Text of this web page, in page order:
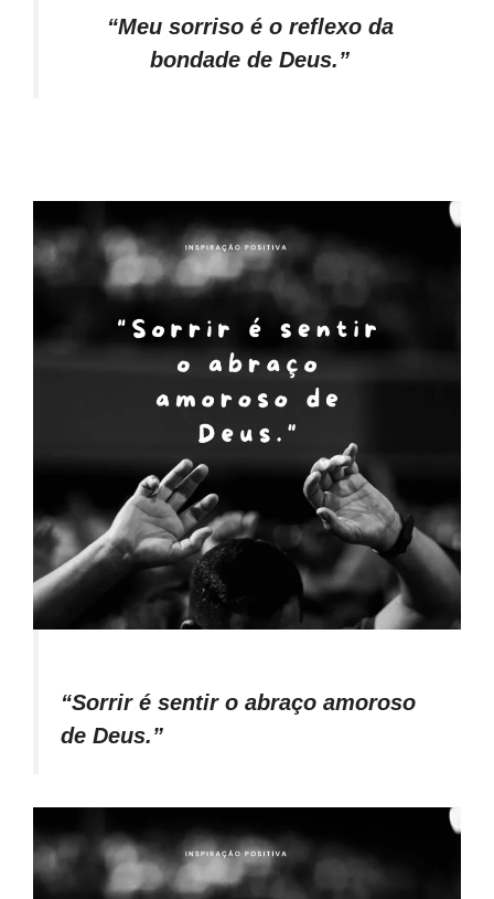
“Meu sorriso é o reflexo da
bondade de Deus.”
“Sorrir é sentir o abraço amoroso
de Deus.”